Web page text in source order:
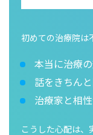
初めての治療院は
本当に治療
話をきちん
治療家と相
こうした心配は、